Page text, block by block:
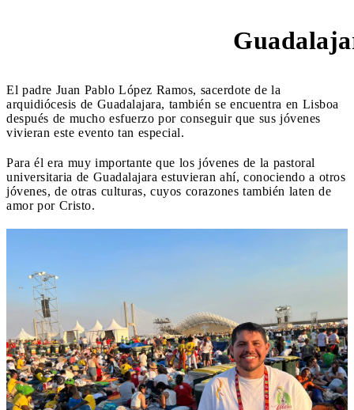
El padre Juan Pablo López Ramos, sacerdote de la
arquidiócesis de Guadalajara, también se encuentra en Lisboa
después de mucho esfuerzo por conseguir que sus jóvenes
vivieran este evento tan especial.
Para él era muy importante que los jóvenes de la pastoral
universitaria de Guadalajara estuvieran ahí, conociendo a otros
jóvenes, de otras culturas, cuyos corazones también laten de
amor por Cristo.